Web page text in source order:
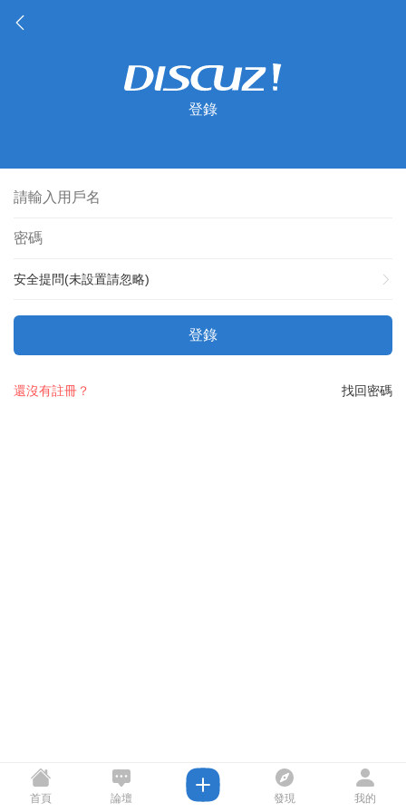
登錄
安全提問(未設置請忽略)
登錄
找回密碼
還沒有註冊？
首頁 論壇 發現 我的